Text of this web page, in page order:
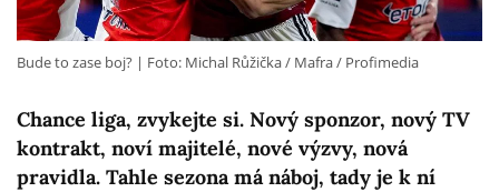
Chance liga, zvykejte si. Nový sponzor, nový TV
kontrakt, noví majitelé, nové výzvy, nová
pravidla. Tahle sezona má náboj, tady je k ní
Bude to zase boj? Foto: Michal Růžička / Mafra / Profimedia